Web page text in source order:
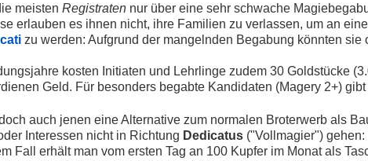
meisten Registratennur über eine sehr schwache
erlauben es ihnen nicht, ihre Familien zu verlassen, um an
zu werden: Aufgrund der mangelnden Begabung könnten sie
kosten Initiaten und Lehrlinge zudem 30 Goldstücke
Geld. Für besonders begabte Kandidaten (Magery 2+)
auch jenen eine Alternative zum normalen Broterwerb als
Interessen nicht in Richtung Dedicatus("Vollmagier") gehen:
Fall erhält man vom ersten Tag an 100 Kupfer im Monat als